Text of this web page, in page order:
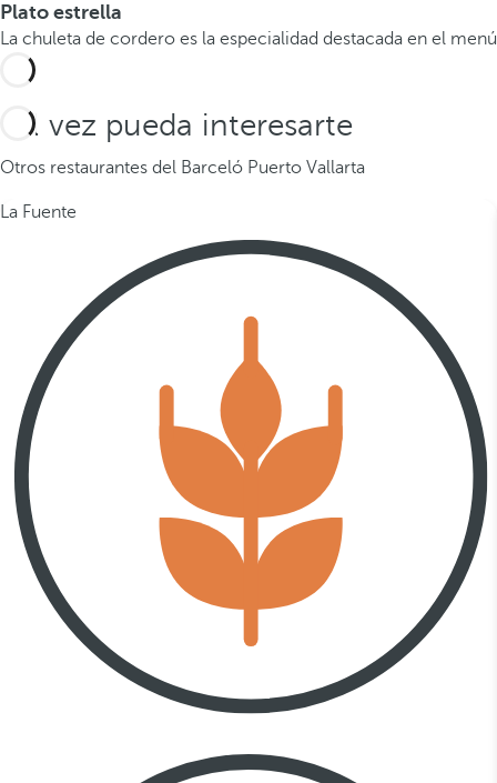
Plato estrella
La chuleta de cordero es la especialidad destacada en el menú
Tal vez pueda interesarte
Otros restaurantes del Barceló Puerto Vallarta
La Fuente